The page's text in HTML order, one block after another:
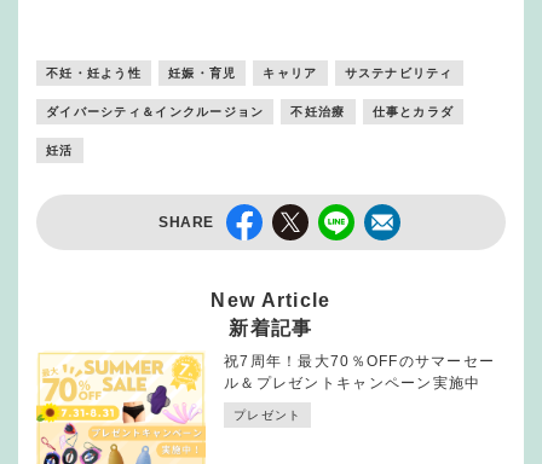
不妊・妊よう性 妊娠・育児 キャリア サステナビリティ
ダイバーシティ＆インクルージョン 不妊治療 仕事とカラダ
妊活
SHARE
New Article
新着記事
祝7周年！最大70％OFFのサマーセー
ル＆プレゼントキャンペーン実施中
プレゼント